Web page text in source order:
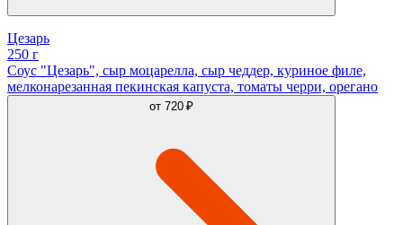
Цезарь
250 г
Соус "Цезарь", сыр моцарелла, сыр чеддер, куриное филе,
мелконарезанная пекинская капуста, томаты черри, орегано
от 720 ₽